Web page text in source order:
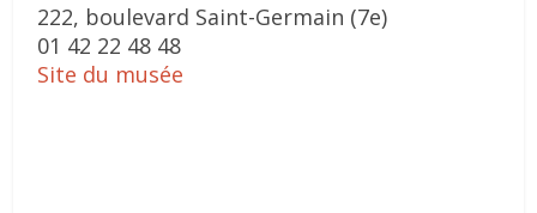
222, boulevard Saint-Germain (7e)
01 42 22 48 48
Site du musée